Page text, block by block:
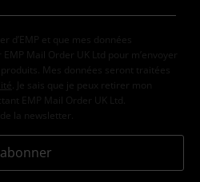
d’EMP et que mes données
Mail Order UK Ltd pour m’envoyer
Mes données seront traitées
. Je sais que je peux retirer mon
EMP Mail Order UK Ltd.
la newsletter.